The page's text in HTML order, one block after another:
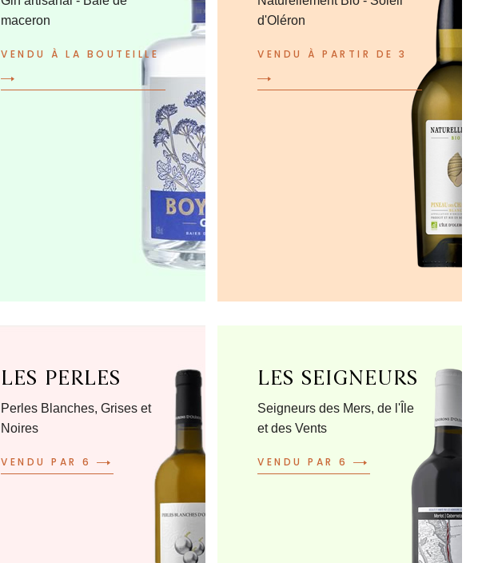
maceron
VENDU À LA BOUTEILLE
d'Oléron
VENDU À PARTIR DE 3
LES PERLES
Perles Blanches, Grises et
Noires
VENDU PAR 6
LES SEIGNEURS
Seigneurs des Mers, de l'Île
et des Vents
VENDU PAR 6